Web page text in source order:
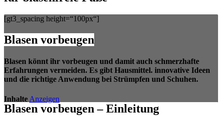
[gt3_spacing height=“100px“]
Blasen vorbeugen
Blasen könnt ihr vorbeugen und damit auch schmerzhafte
Erfahrungen vermeiden. Es gibt Hausmittel. innovative Ideen
und die richtige Anwendung bei Strümpfen und Schuhen.
Inhalte Anzeigen
Blasen vorbeugen – Einleitung